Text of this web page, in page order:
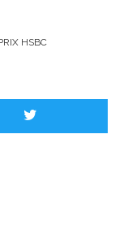
HSBC